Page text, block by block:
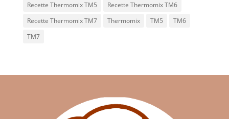
Recette Thermomix TM5
Recette Thermomix TM6
Recette Thermomix TM7
Thermomix TM5
TM6
TM7